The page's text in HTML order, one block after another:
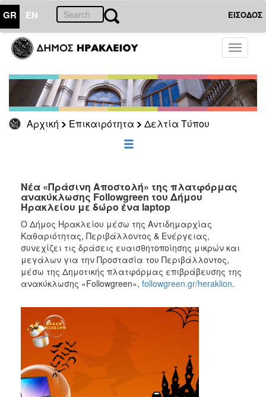
GR EN ΕΙΣΟΔΟΣ
Toggle
Αρχική Επικαιρότητα Δελτία Τύπου
ΕΠΙΚΑΙΡΟΤΗΤΑ
Τύπου
Αρχείο
ΕΠΙΣΚΕΠΤΗΣ
ΗΡΑΚΛΕΙΟ
Νέα «Πράσινη Αποστολή» της πλατφόρμας
ανακύκλωσης Followgreen του Δήμου
Ηρακλείου με δώρο ένα laptop
Ο Δήμος Ηρακλείου μέσω της Αντιδημαρχίας
Καθαριότητας, Περιβάλλοντος & Ενέργειας,
συνεχίζει τις δράσεις ευαισθητοποίησης μικρών και
μεγάλων για την Προστασία του Περιβάλλοντος,
μέσω της Δημοτικής πλατφόρμας επιβράβευσης της
ανακύκλωσης «Followgreen», followgreen.gr/heraklion.